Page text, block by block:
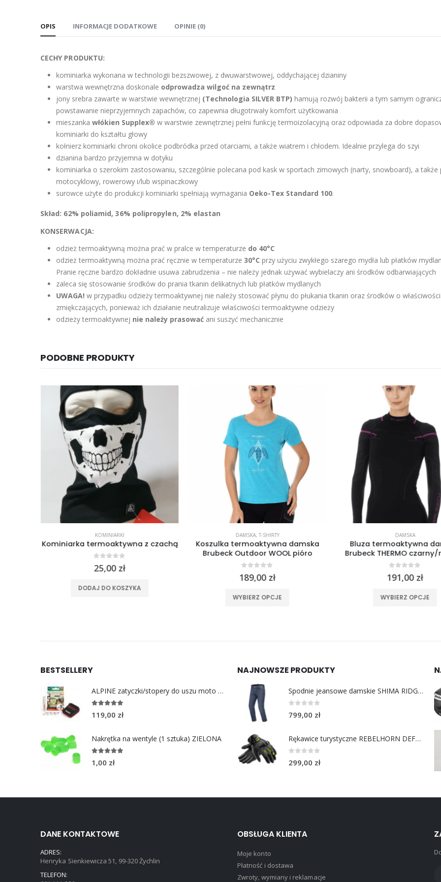
OPIS INFORMACJE DODATKOWE OPINIE (0)
CECHY PRODUKTU:
kominiarka wykonana w technologii bezszwowej, z dwuwarstwowej, oddychającej dzianiny
warstwa wewnętrzna doskonale odprowadza wilgoć na zewnątrz
jony srebra zawarte w warstwie wewnętrznej (Technologia SILVER BTP) hamują rozwój bakterii a tym samym
powstawanie nieprzyjemnych zapachów, co zapewnia długotrwały komfort użytkowania
mieszanka włókien Supplex® w warstwie zewnętrznej pełni funkcję termoizolacyjną oraz odpowiada za dobre
kominiarki do kształtu głowy
kołnierz kominiarki chroni okolice podbródka przed otarciami, a także wiatrem i chłodem. Idealnie przylega do szyi
dzianina bardzo przyjemna w dotyku
kominiarka o szerokim zastosowaniu, szczególnie polecana pod kask w sportach zimowych (narty, snowboard), a także
motocyklowy, rowerowy i/lub wspinaczkowy
surowce użyte do produkcji kominiarki spełniają wymagania Oeko-Tex Standard 100.
Skład: 62% poliamid, 36% polipropylen, 2% elastan
KONSERWACJA:
odzież termoaktywną można prać w pralce w temperaturze do 40°C
odzież termoaktywną można prać ręcznie w temperaturze 30°C przy użyciu zwykłego szarego mydła lub płatków
Pranie ręczne bardzo dokładnie usuwa zabrudzenia – nie należy jednak używać wybielaczy ani środków odbarwiających
zaleca się stosowanie środków do prania tkanin delikatnych lub płatków mydlanych
UWAGA! w przypadku odzieży termoaktywnej nie należy stosować płynu do płukania tkanin oraz środków o
zmiękczających, ponieważ ich działanie neutralizuje właściwości termoaktywne odzieży
odzieży termoaktywnej nie należy prasować ani suszyć mechanicznie
PODOBNE PRODUKTY
KOMINIARKI
Kominiarka termoaktywna z czachą
out of 5
25,00 zł
DODAJ DO KOSZYKA
DAMSKA, T-SHIRTY
Koszulka termoaktywna damska
Brubeck Outdoor WOOL pióro
out of 5
189,00 zł
WYBIERZ OPCJE
DAMSKA
Bluza termoaktywna
Brubeck THERMO
out of 5
191,00 zł
WYBIERZ OPCJE
BESTSELLERY
ALPINE zatyczki/stopery do uszu moto MotoSafe Pro
out of 5
119,00 zł
Nakrętka na wentyle (1 sztuka) ZIELONA
out of 5
1,00 zł
NAJNOWSZE PRODUKTY
Spodnie jeansowe damskie SHIMA RIDGE LADY blue
out of 5
799,00 zł
Rękawice turystyczne REBELHORN DEFENDER black yellow fluo
out of 5
299,00 zł
DANE KONTAKTOWE
ADRES:
Henryka Sienkiewicza 51, 99-320 Żychlin
TELEFON:
OBSŁUGA KLIENTA
Moje konto
Płatność i dostawa
Zwroty, wymiany i reklamacje